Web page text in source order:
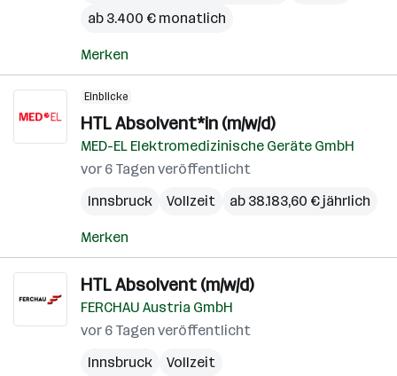
ab 3.400 € monatlich
Merken
Einblicke
HTL Absolvent*in (m/w/d)
MED-EL Elektromedizinische Geräte GmbH
vor 6 Tagen veröffentlicht
Innsbruck
Vollzeit ab 38.183,60 € jährlich
Merken
HTL Absolvent (m/w/d)
FERCHAU Austria GmbH
vor 6 Tagen veröffentlicht
Innsbruck
Vollzeit